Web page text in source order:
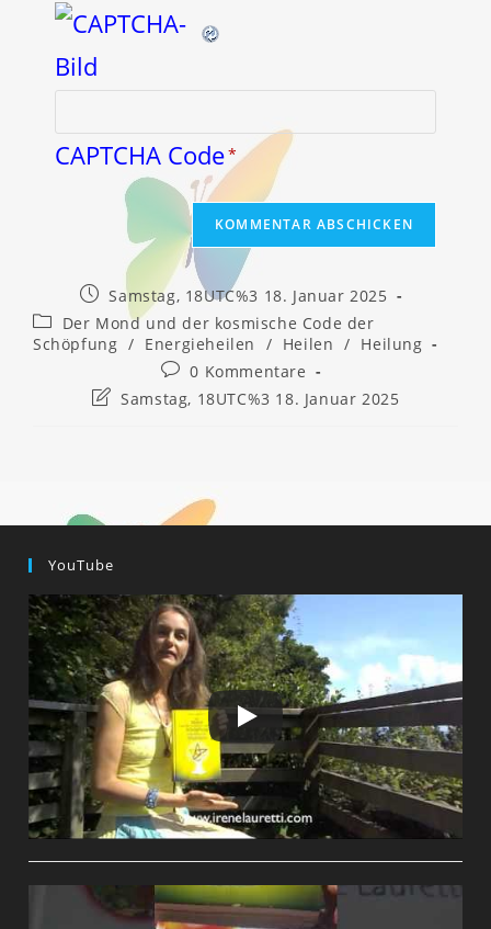
CAPTCHA Code*
Beitrag
veröffentlicht:
Samstag, 18UTC%3 18. Januar 2025
Beitrags-
Kategorie:
Der Mond und der kosmische Code der
Schöpfung / Energieheilen / Heilen / Heilung
Beitrags-
Kommentare:
0 Kommentare
BeitragSamstag, 18UTC%3 18. Januar 2025
YouTube